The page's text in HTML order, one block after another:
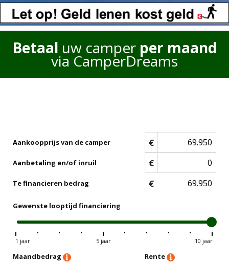
Betaal uw camper per maand
via CamperDreams
Aankoopprijs van de camper €
Aanbetaling en/of inruil €
Te financieren bedrag €
Gewenste looptijd financiering
1 jaar 5 jaar 10 jaar
Maandbedrag Rente